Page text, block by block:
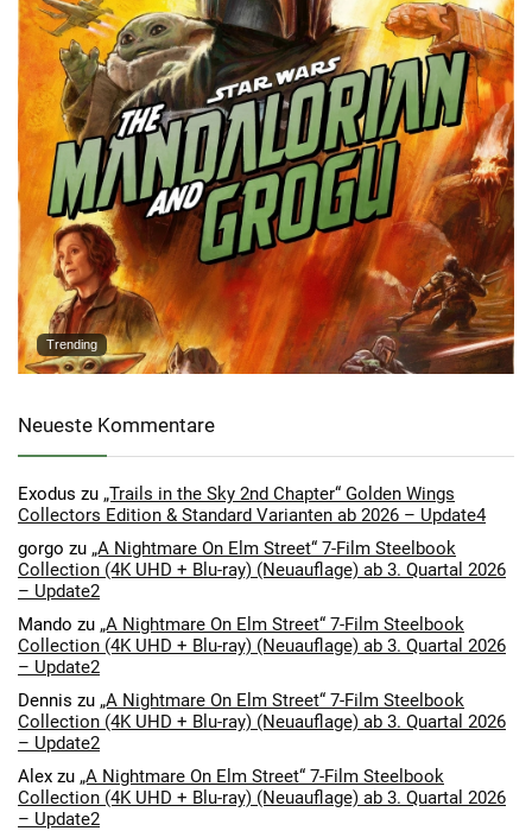
Trending
Neueste Kommentare
Exodus zu „Trails in the Sky 2nd Chapter“ Golden Wings
Collectors Edition & Standard Varianten ab 2026 – Update4
gorgo zu „A Nightmare On Elm Street“ 7-Film Steelbook
Collection (4K UHD + Blu-ray) (Neuauflage) ab 3. Quartal 2026
– Update2
Mando zu „A Nightmare On Elm Street“ 7-Film Steelbook
Collection (4K UHD + Blu-ray) (Neuauflage) ab 3. Quartal 2026
– Update2
Dennis zu „A Nightmare On Elm Street“ 7-Film Steelbook
Collection (4K UHD + Blu-ray) (Neuauflage) ab 3. Quartal 2026
– Update2
Alex zu „A Nightmare On Elm Street“ 7-Film Steelbook
Collection (4K UHD + Blu-ray) (Neuauflage) ab 3. Quartal 2026
– Update2